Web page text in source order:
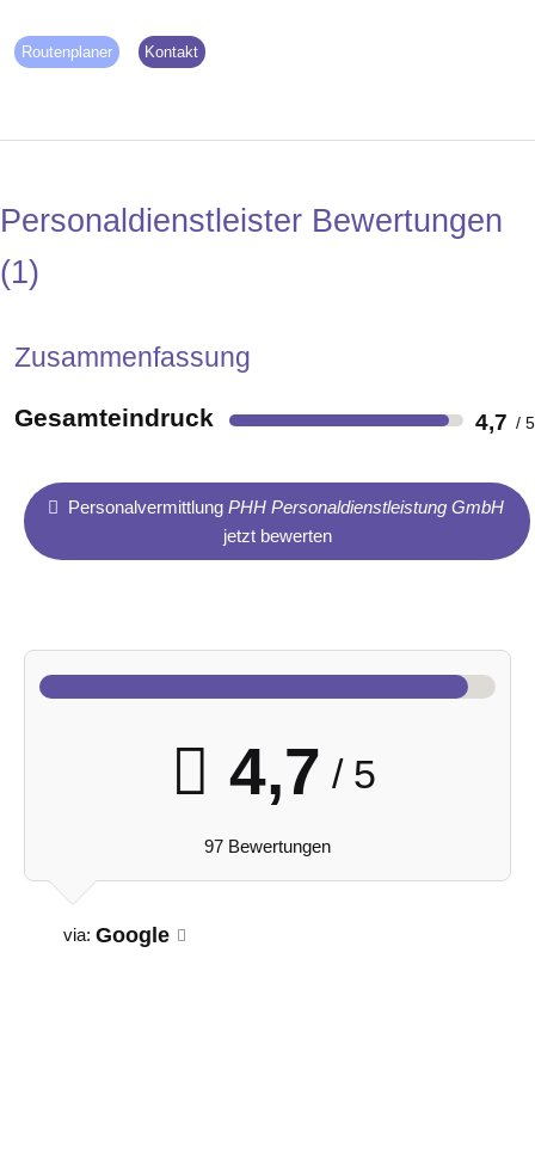
Routenplaner Kontakt
Personaldienstleister Bewertungen
1
Zusammenfassung
Gesamteindruck 4,7
PersonalvermittlungPHH Personaldienstleistung GmbH
jetzt bewerten
4,7 / 5
97 Bewertungen
via: Google